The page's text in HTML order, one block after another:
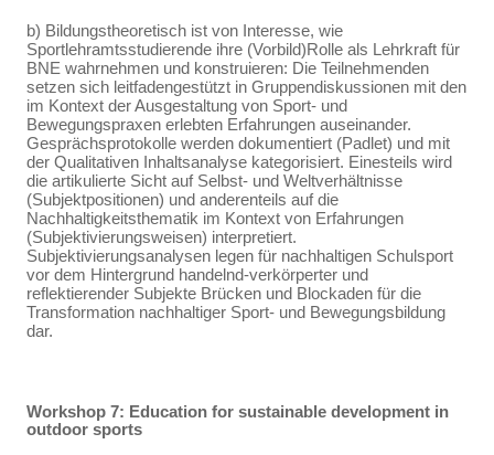
b) Bildungstheoretisch ist von Interesse, wie
Sportlehramtsstudierende ihre (Vorbild)Rolle als Lehrkraft für
BNE wahrnehmen und konstruieren: Die Teilnehmenden
setzen sich leitfadengestützt in Gruppendiskussionen mit den
im Kontext der Ausgestaltung von Sport- und
Bewegungspraxen erlebten Erfahrungen auseinander.
Gesprächsprotokolle werden dokumentiert (Padlet) und mit
der Qualitativen Inhaltsanalyse kategorisiert. Einesteils wird
die artikulierte Sicht auf Selbst- und Weltverhältnisse
(Subjektpositionen) und anderenteils auf die
Nachhaltigkeitsthematik im Kontext von Erfahrungen
(Subjektivierungsweisen) interpretiert.
Subjektivierungsanalysen legen für nachhaltigen Schulsport
vor dem Hintergrund handelnd-verkörperter und
reflektierender Subjekte Brücken und Blockaden für die
Transformation nachhaltiger Sport- und Bewegungsbildung
dar.
Workshop 7: Education for sustainable development in
outdoor sports